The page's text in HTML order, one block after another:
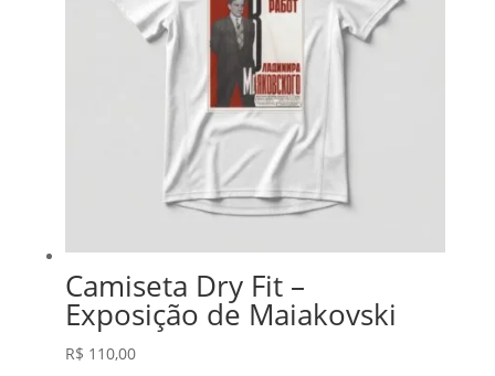
Camiseta Dry Fit –
Exposição de Maiakovski
R$ 110,00